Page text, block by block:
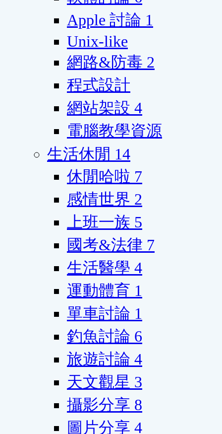
Apple 討論 1
Unix-like
網路&防毒 2
程式設計
網站架設 4
電腦教學資源
生活休閒 14
休閒哈啦 7
感情世界 2
上班一族 5
國考&法律 7
生活醫學 4
運動體育 1
單車討論 1
釣魚討論 6
旅遊討論 4
天文觀星 3
攝影分享 8
圖片分享 4